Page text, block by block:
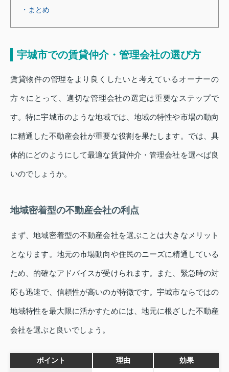
・まとめ
宇城市での賃貸仲介・管理会社の選び方
賃貸物件の管理をより良くしたいと考えているオーナーの
方々にとって、適切な管理会社の選定は重要なステップで
す。特に宇城市のような地域では、地域の特性や市場の動向
に精通した不動産会社が重要な役割を果たします。では、具
体的にどのようにして最適な賃貸仲介・管理会社を選べば良
いのでしょうか。
地域密着型の不動産会社の利点
まず、地域密着型の不動産会社を選ぶことは大きなメリット
となります。地元の市場動向や住民のニーズに精通している
ため、的確なアドバイスが受けられます。また、緊急時の対
応も迅速で、信頼性が高いのが特徴です。宇城市ならではの
地域特性を最大限に活かすためには、地元に根ざした不動産
会社を選ぶと良いでしょう。
ポイント 理由 効果